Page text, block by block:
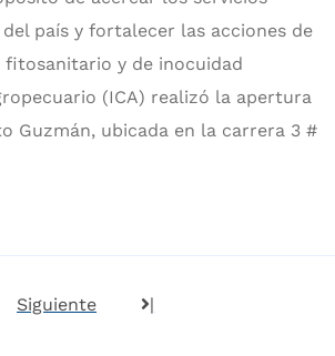
país y fortalecer las acciones de
y de inocuidad
(ICA) realizó la apertura
Guzmán, ubicada en la carrera 3 #
Siguiente |